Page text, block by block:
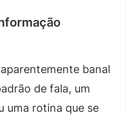
banal
de fala, um
uma rotina que se